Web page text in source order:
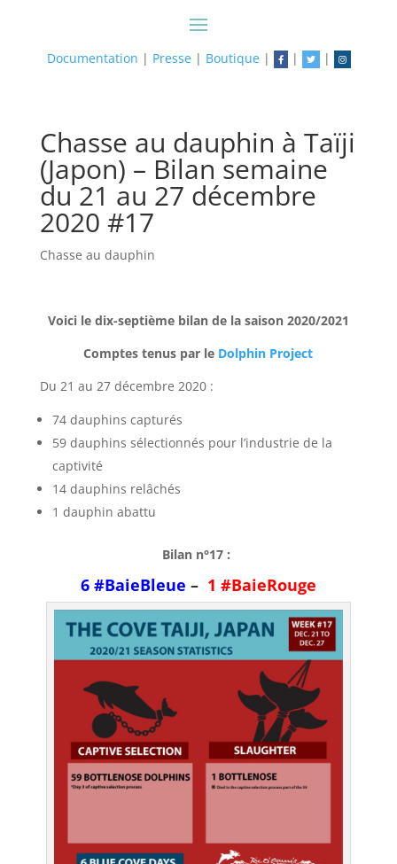
Documentation | Presse| Boutique| | |
Chasse au dauphin à Taïji
(Japon) – Bilan semaine
du 21 au 27 décembre
2020 #17
Chasse au dauphin
Voici le dix-septième bilan de la saison 2020/2021
Comptes tenus par le Dolphin Project
Du 21 au 27 décembre 2020 :
74 dauphins capturés
59 dauphins sélectionnés pour l’industrie de la
captivité
14 dauphins relâchés
1 dauphin abattu
Bilan n°17 :
6 #BaieBleue – 1 #BaieRouge